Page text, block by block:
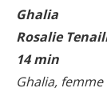
Ghalia
Rosalie
14 min
Ghalia,